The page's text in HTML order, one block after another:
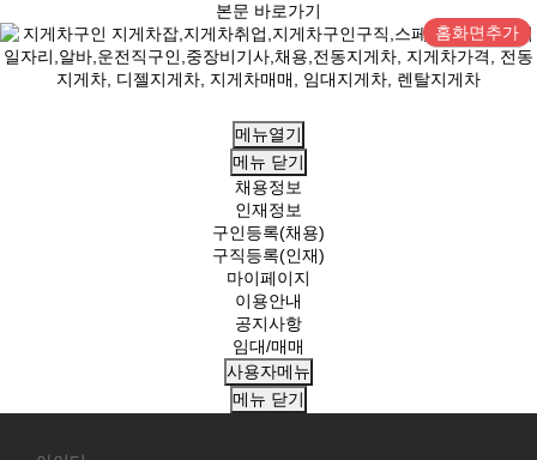
본문 바로가기
홈화면추가
메뉴열기
메뉴 닫기
채용정보
인재정보
구인등록(채용)
구직등록(인재)
마이페이지
이용안내
공지사항
임대/매매
사용자메뉴
메뉴 닫기